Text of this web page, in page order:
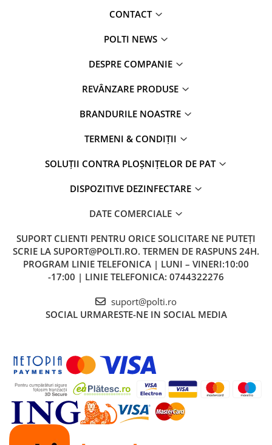
CONTACT
POLTI NEWS
DESPRE COMPANIE
REVÂNZARE PRODUSE
BRANDURILE NOASTRE
TERMENI & CONDIȚII
SOLUȚII CONTRA PLOȘNIȚELOR DE PAT
DISPOZITIVE DEZINFECTARE
DATE COMERCIALE
SUPORT CLIENTI PENTRU ORICE SOLICITARE NE PUTEȚI
SCRIE LA SUPORT@POLTI.RO. TERMEN DE RASPUNS 24H.
PROGRAM LINIE TELEFONICA | LUNI – VINERI:10:00
-17:00 | LINIE TELEFONICA: 0744322276
suport@polti.ro
SOCIAL URMARESTE-NE IN SOCIAL MEDIA